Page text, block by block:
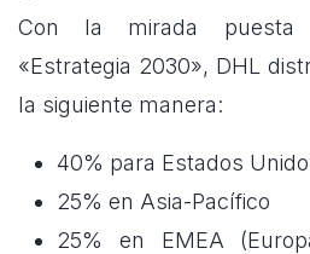
Con la mirada puesta
«Estrategia 2030», DHL
la siguiente manera:
40% para Estados
25% en Asia-Pacífico
25% en EMEA